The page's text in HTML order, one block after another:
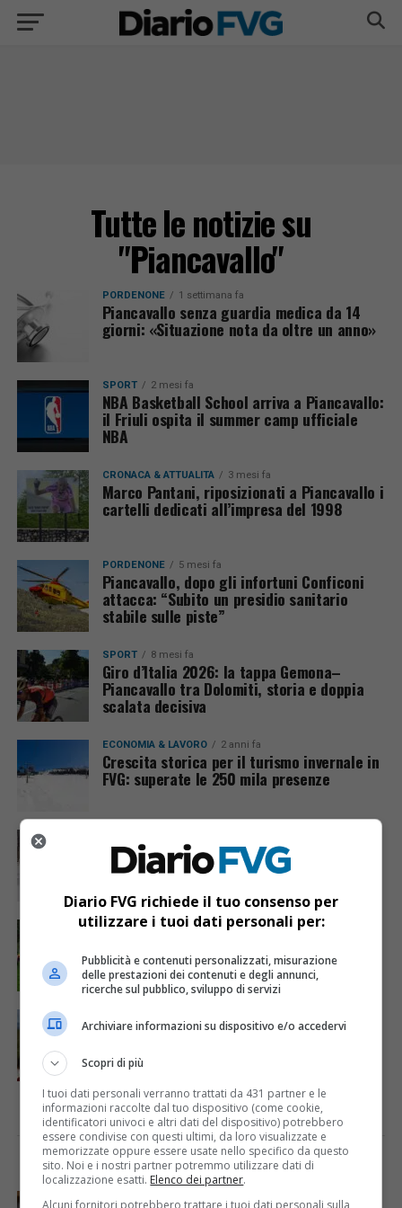
Tutte le notizie su
"Piancavallo"
PORDENONE 1 settimana fa
Piancavallo senza guardia medica da 14
giorni: «Situazione nota da oltre un anno»
SPORT 2 mesi fa
NBA Basketball School arriva a Piancavallo:
il Friuli ospita il summer camp ufficiale
NBA
CRONACA & ATTUALITÀ 3 mesi fa
Marco Pantani, riposizionati a Piancavallo i
cartelli dedicati all’impresa del 1998
PORDENONE 5 mesi fa
Piancavallo, dopo gli infortuni Conficoni
attacca: “Subito un presidio sanitario
stabile sulle piste”
SPORT 8 mesi fa
Giro d’Italia 2026: la tappa Gemona–
Piancavallo tra Dolomiti, storia e doppia
scalata decisiva
ECONOMIA & LAVORO 2 anni fa
Crescita storica per il turismo invernale in
FVG: superate le 250 mila presenze
A Piancavallo in 280 per la prima tappa
della Hell’s Series 2022
CRONACA & ATTUALITÀ 6 anni fa
quarantenne scomparso da due giorni
Non fa rientro a casa: si cerca un 40enne
I PIÙ VISTI ULTIME NOTIZIE
Diario FVG richiede il tuo consenso per
utilizzare i tuoi dati personali per:
Pubblicità e contenuti personalizzati, misurazione
delle prestazioni dei contenuti e degli annunci,
ricerche sul pubblico, sviluppo di servizi
Archiviare informazioni su dispositivo e/o accedervi
Scopri di più
I tuoi dati personali verranno trattati da 431 partner e le
informazioni raccolte dal tuo dispositivo (come cookie,
identificatori univoci e altri dati del dispositivo) potrebbero
essere condivise con questi ultimi, da loro visualizzate e
memorizzate oppure essere usate nello specifico da questo
sito. Noi e i nostri partner potremmo utilizzare dati di
localizzazione esatti. Elenco dei partner.
Alcuni fornitori potrebbero trattare i tuoi dati personali sulla